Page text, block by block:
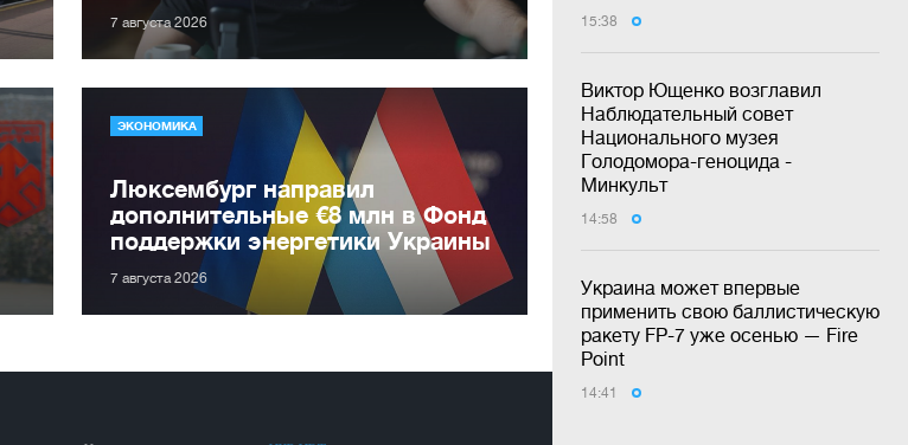
15:38
Виктор Ющенко возглавил
Наблюдательный совет
Национального музея
Голодомора-геноцида -
Минкульт
14:58
Украина может впервые
применить свою баллистическую
ракету FP-7 уже осенью — Fire
Point
14:41
7 августа 2026
ЭКОНОМИКА
Люксембург направил
дополнительные €8 млн в Фонд
поддержки энергетики Украины
7 августа 2026